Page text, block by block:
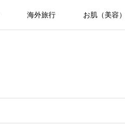
海外旅行 お肌（美容）